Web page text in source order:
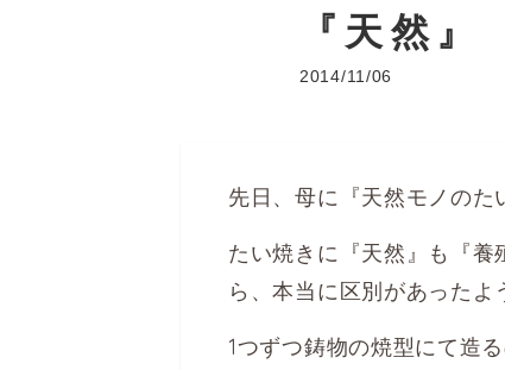
『天然』
2014/11/06
先日、母に『天然モノのた
たい焼きに『天然』も『
ら、本当に区別があった
1つずつ鋳物の焼型にて造